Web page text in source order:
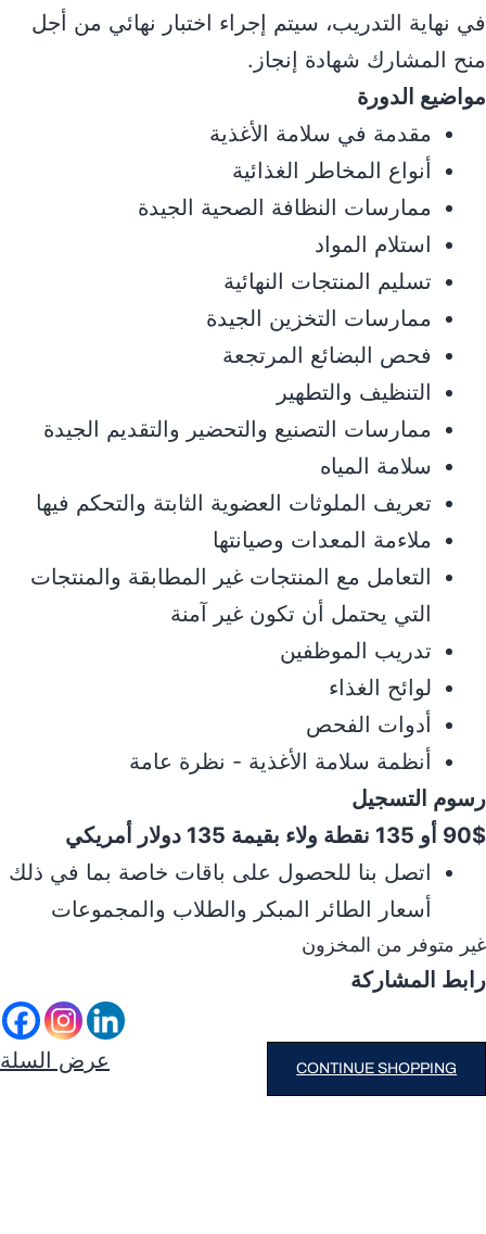
في نهاية التدريب، سيتم إجراء اختبار نهائي من أجل
منح المشارك شهادة إنجاز.
مواضيع الدورة
مقدمة في سلامة الأغذية
أنواع المخاطر الغذائية
ممارسات النظافة الصحية الجيدة
استلام المواد
تسليم المنتجات النهائية
ممارسات التخزين الجيدة
فحص البضائع المرتجعة
التنظيف والتطهير
ممارسات التصنيع والتحضير والتقديم الجيدة
سلامة المياه
تعريف الملوثات العضوية الثابتة والتحكم فيها
ملاءمة المعدات وصيانتها
التعامل مع المنتجات غير المطابقة والمنتجات
التي يحتمل أن تكون غير آمنة
تدريب الموظفين
لوائح الغذاء
أدوات الفحص
أنظمة سلامة الأغذية - نظرة عامة
رسوم التسجيل
90$ أو 135 نقطة ولاء بقيمة 135 دولار أمريكي
اتصل بنا للحصول على باقات خاصة بما في ذلك
أسعار الطائر المبكر والطلاب والمجموعات
غير متوفر من المخزون
رابط المشاركة
CONTINUE SHOPPING عرض السلة